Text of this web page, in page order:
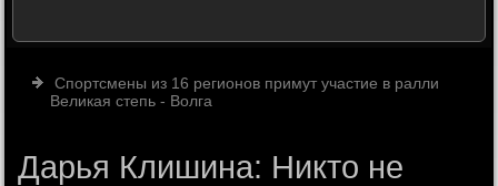
Спортсмены из 16 регионов примут участие в ралли
Великая степь - Волга
Дарья Клишина: Никто не